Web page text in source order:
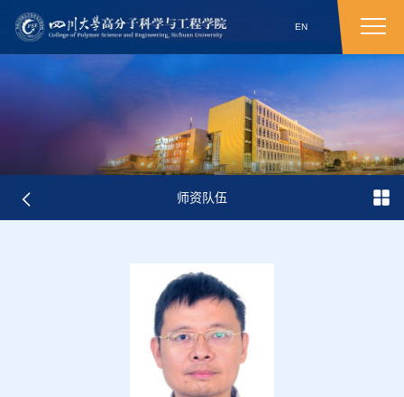
EN
师资队伍